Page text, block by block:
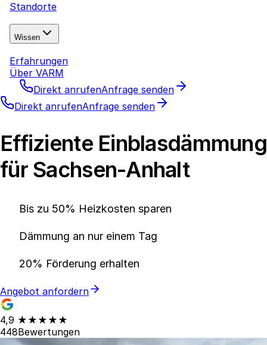
Standorte
Wissen
Erfahrungen
Über VARM
Direkt anrufenAnfrage senden
Direkt anrufenAnfrage senden
Effiziente Einblasdämmung
für Sachsen-Anhalt
Bis zu 50% Heizkosten sparen
Dämmung an nur einem Tag
20% Förderung erhalten
Angebot anfordern
4,9 ★★★★★
448Bewertungen